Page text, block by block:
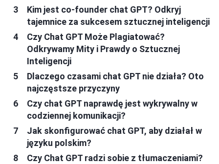
Kim jest co-founder chat GPT? Odkryj
tajemnice za sukcesem sztucznej inteligencji
Czy Chat GPT Może Plagiatować?
Odkrywamy Mity i Prawdy o Sztucznej
Inteligencji
Dlaczego czasami chat GPT nie działa? Oto
najczęstsze przyczyny
Czy chat GPT naprawdę jest wykrywalny w
codziennej komunikacji?
Jak skonfigurować chat GPT, aby działał w
języku polskim?
Czy Chat GPT radzi sobie z tłumaczeniami?